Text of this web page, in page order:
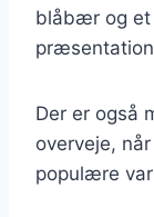
blåbær og et
Der er også
overveje,
populære